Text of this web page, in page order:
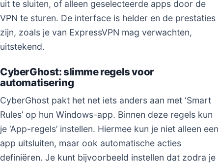
uit te sluiten, of alleen geselecteerde apps door de
VPN te sturen. De interface is helder en de prestaties
zijn, zoals je van ExpressVPN mag verwachten,
uitstekend.
CyberGhost: slimme regels voor
automatisering
CyberGhost pakt het net iets anders aan met ‘Smart
Rules’ op hun Windows-app. Binnen deze regels kun
je ‘App-regels’ instellen. Hiermee kun je niet alleen een
app uitsluiten, maar ook automatische acties
definiëren. Je kunt bijvoorbeeld instellen dat zodra je